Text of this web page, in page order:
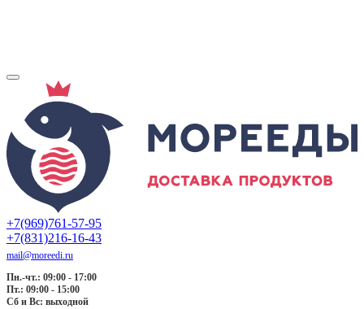
+7(969)761-57-95
+7(831)216-16-43
mail@moreedi.ru
Пн.-чт.: 09:00 - 17:00
Пт.: 09:00 - 15:00
Сб и Вс: выходной